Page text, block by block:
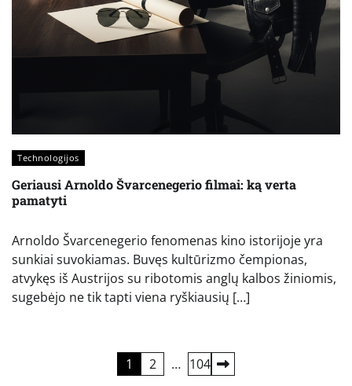
Technologijos
Geriausi Arnoldo Švarcenegerio filmai: ką verta
pamatyti
Arnoldo Švarcenegerio fenomenas kino istorijoje yra
sunkiai suvokiamas. Buvęs kultūrizmo čempionas,
atvykęs iš Austrijos su ribotomis anglų kalbos žiniomis,
sugebėjo ne tik tapti viena ryškiausių […]
1 2 … 104